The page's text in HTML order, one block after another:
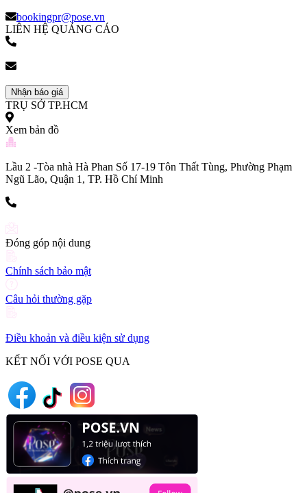
bookingpr@pose.vn
LIÊN HỆ QUẢNG CÁO
Nhận báo giá
TRỤ SỞ TP.HCM
Xem bản đồ
Lầu 2 -Tòa nhà Hà Phan Số 17-19 Tôn Thất Tùng, Phường Phạm
Ngũ Lão, Quận 1, TP. Hồ Chí Minh
Đóng góp nội dung
Chính sách bảo mật
Câu hỏi thường gặp
Điều khoản và điều kiện sử dụng
KẾT NỐI VỚI POSE QUA